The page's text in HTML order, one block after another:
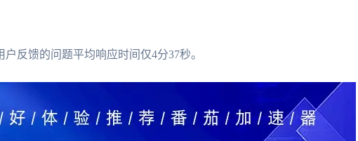
反馈的问题平均响应时间仅4分37秒。